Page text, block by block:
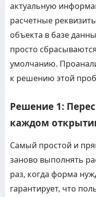
актуальную
расчетные
объекта в базе
просто
умолчанию.
к решению этой
Решение 1:
каждом
Самый простой и
заново выполнять
раз, когда форма
гарантирует, что